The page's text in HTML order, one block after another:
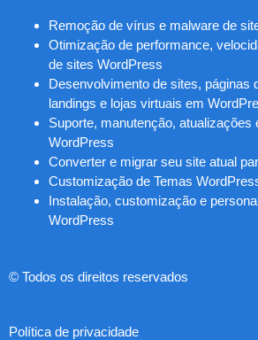
Remoção de vírus e malware de
Otimização de performance,
de sites WordPress
Desenvolvimento de sites, páginas
landings e lojas virtuais em
Suporte, manutenção, atualizações
WordPress
Converter e migrar seu site atual
Customização de Temas
Instalação, customização e
WordPress
© Todos os direitos reservados
Política de privacidade